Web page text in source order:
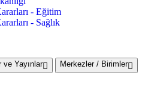
- Eğitim
- Sağlık
ve Yayınlar
Merkezler / Birimler